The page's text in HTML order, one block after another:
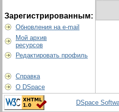
Зарегистрированным:
Обновления на e-mail
Мой архив
ресурсов
Редактировать профиль
Справка
О DSpace
DSpace